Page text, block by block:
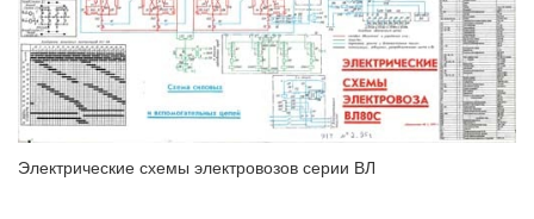
Электрические схемы электровозов серии ВЛ